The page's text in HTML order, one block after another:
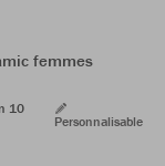
femmes
10
Personnalisable